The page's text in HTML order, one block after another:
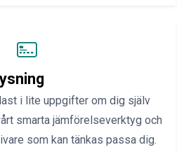
i lite uppgifter om dig själv
smarta jämförelseverktyg och
som kan tänkas passa dig.